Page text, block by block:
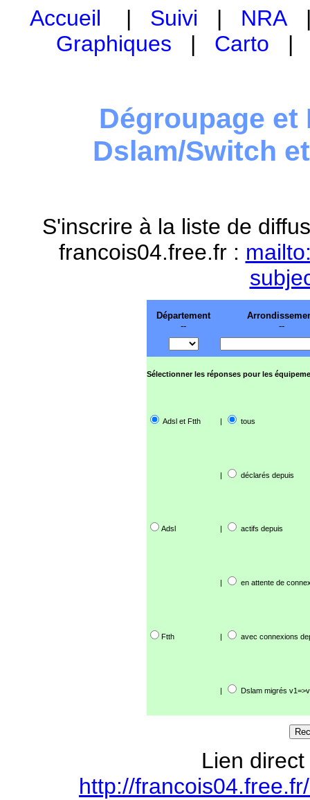
Accueil | Suivi | NRA
Graphiques | Carto
Dégroupage et
Dslam/Switch
S'inscrire à la liste de
francois04.free.fr :
Département
--
--
Sélectionner les réponses pour les
Adsl et Ftth | tous
| déclarés depuis
Adsl | actifs depuis
| en attente de
Ftth | avec connexions
| Dslam migrés
Lien
http://